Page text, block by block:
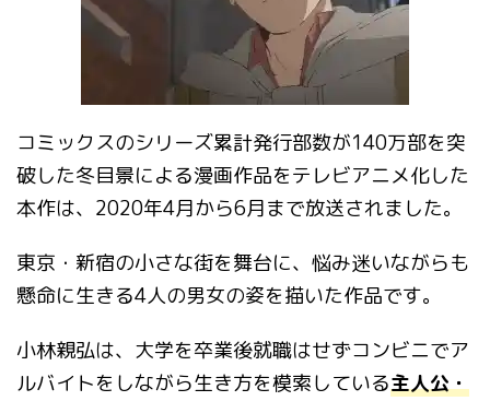
コミックスのシリーズ累計発行部数が140万部を突
破した冬目景による漫画作品をテレビアニメ化した
本作は、 2020年4月から6月まで放送されました。
東京・新宿の小さな街を舞台に、悩み迷いながらも
懸命に生きる4人の男女の姿を描いた作品です。
小林親弘は、大学を卒業後就職はせずコンビニでア
ルバイトをしながら生き方を模索している主人公・